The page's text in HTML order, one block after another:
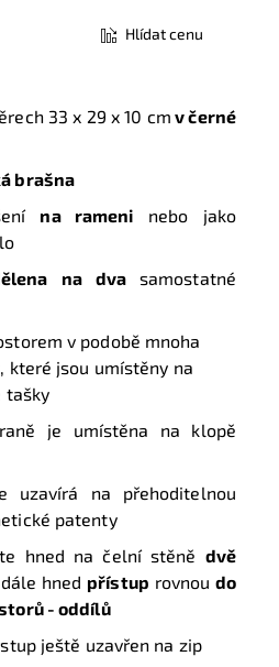
Hlídat cenu
33 x 29 x 10 cm v černé
brašna
na rameni nebo jako
na dva samostatné
v podobě mnoha
které jsou umístěny na
tašky
je umístěna na klopě
uzavírá na přehoditelnou
patenty
hned na čelní stěně dvě
hned přístup rovnou do
- oddílů
ještě uzavřen na zip